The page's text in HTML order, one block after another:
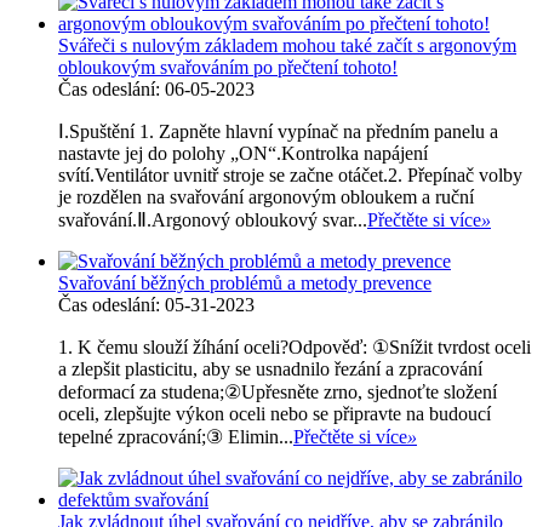
Svářeči s nulovým základem mohou také začít s argonovým
obloukovým svařováním po přečtení tohoto!
Čas odeslání: 06-05-2023
Ⅰ.Spuštění 1. Zapněte hlavní vypínač na předním panelu a
nastavte jej do polohy „ON“.Kontrolka napájení
svítí.Ventilátor uvnitř stroje se začne otáčet.2. Přepínač volby
je rozdělen na svařování argonovým obloukem a ruční
svařování.Ⅱ.Argonový obloukový svar...Přečtěte si více»
Svařování běžných problémů a metody prevence
Čas odeslání: 05-31-2023
1. K čemu slouží žíhání oceli?Odpověď: ①Snížit tvrdost oceli
a zlepšit plasticitu, aby se usnadnilo řezání a zpracování
deformací za studena;②Upřesněte zrno, sjednoťte složení
oceli, zlepšujte výkon oceli nebo se připravte na budoucí
tepelné zpracování;③ Elimin...Přečtěte si více»
Jak zvládnout úhel svařování co nejdříve, aby se zabránilo